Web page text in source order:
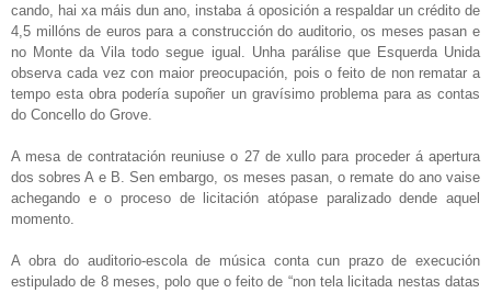
cando, hai xa máis dun ano, instaba á oposición a respaldar un crédito de
4,5 millóns de euros para a construcción do auditorio, os meses pasan e
no Monte da Vila todo segue igual. Unha parálise que Esquerda Unida
observa cada vez con maior preocupación, pois o feito de non rematar a
tempo esta obra podería supoñer un gravísimo problema para as contas
do Concello do Grove.
A mesa de contratación reuniuse o 27 de xullo para proceder á apertura
dos sobres A e B. Sen embargo, os meses pasan, o remate do ano vaise
achegando e o proceso de licitación atópase paralizado dende aquel
momento.
A obra do auditorio-escola de música conta cun prazo de execución
estipulado de 8 meses, polo que o feito de “non tela licitada nestas datas